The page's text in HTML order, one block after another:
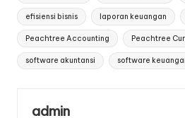
efisiensi bisnis laporan keuangan
Peachtree Accounting Peachtree
software akuntansi software
admin